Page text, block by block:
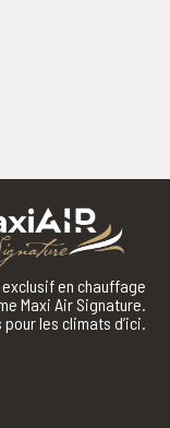
en chauffage
Maxi Air Signature.
les climats d’ici.